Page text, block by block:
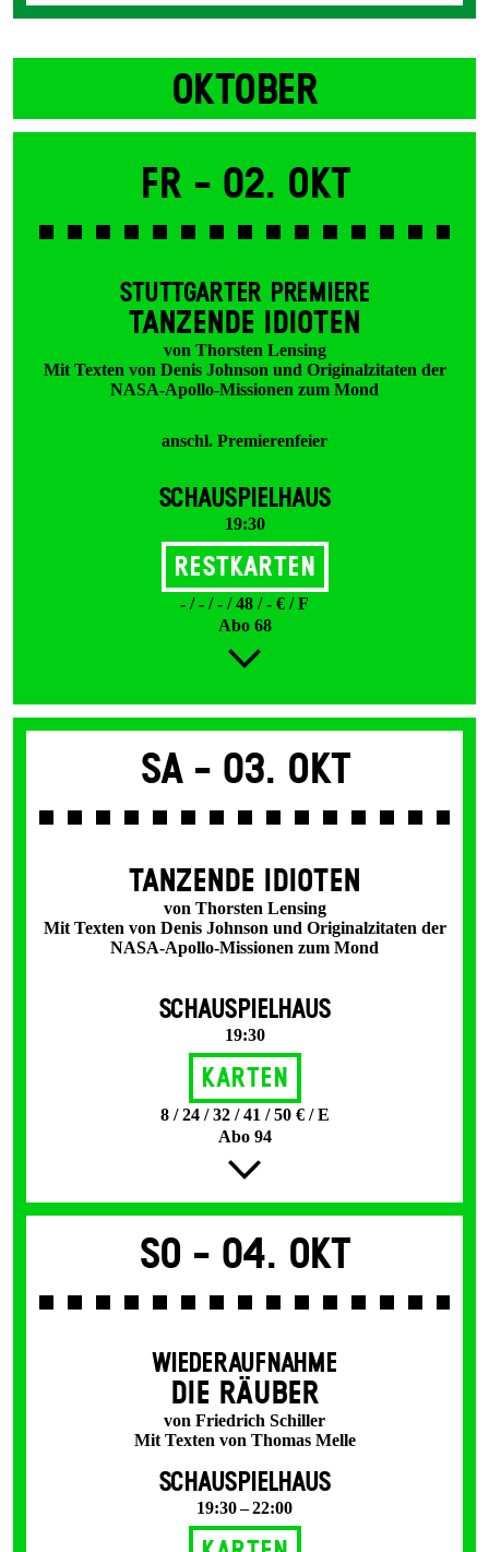
OKTOBER
Fr - 02. Okt
STUTTGARTER PREMIERE
TANZENDE IDIOTEN
von Thorsten Lensing
Mit Texten von Denis Johnson und Originalzitaten der
NASA-Apollo-Missionen zum Mond
anschl. Premierenfeier
SCHAUSPIELHAUS
19:30
Restkarten
- / - / - / 48 / - € / F
Abo 68
Sa - 03. Okt
TANZENDE IDIOTEN
von Thorsten Lensing
Mit Texten von Denis Johnson und Originalzitaten der
NASA-Apollo-Missionen zum Mond
SCHAUSPIELHAUS
19:30
Karten
8 / 24 / 32 / 41 / 50 € / E
Abo 94
So - 04. Okt
WIEDERAUFNAHME
DIE RÄUBER
von Friedrich Schiller
Mit Texten von Thomas Melle
SCHAUSPIELHAUS
19:30 – 22:00